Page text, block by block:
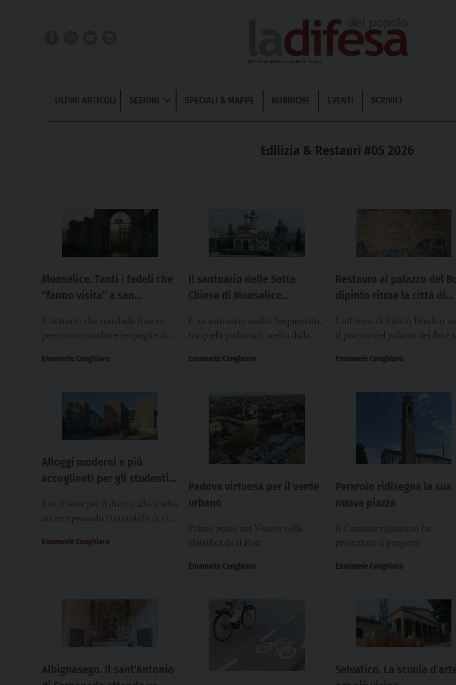
ULTIMI ARTICOLI SEZIONI
Apri
Menu
SPECIALI & MAPPE RUBRICHE EVENTI SCRIVICI
Edilizia & Restauri #05 2026
Monselice. Tanti i fedeli che
“fanno visita” a san
L'oratorio che conclude il sacro
percorso custodisce le spoglie di
Valentino, protettore
sentiti dell'anno: la festa del santo,
il 14 febbraio, e quella di Tutti i
santi, il 1° novembre
Emanuele Cenghiaro
Il santuario delle Sette
Chiese di Monselice
candidato al censimento Fai
È un santuario molto frequentato,
tra quelli padovani, scelto dalla
luogo giubilare. Ma… è anche...
Emanuele Cenghiaro
Restauro al palazzo del
dipinto ritrae la città di
L’affresco di Fulvio Pendini
il portico del palazzo del Bo è
simboli delle discipline di
semplificata che individua i
monumenti principali
partire dallo storico palazzo
degli studi universitari
Emanuele Cenghiaro
Alloggi moderni e più
accoglienti per gli studenti
Esu. L’ente per il diritto allo studio
sta recuperando l’immobile di via
anche alla Colombo
Emanuele Cenghiaro
Padova virtuosa per il verde
urbano
Primo posto nel Veneto nella
classifica de Il Post
Emanuele Cenghiaro
Perarolo ridisegna la sua
nuova piazza
Il Comune vigontino ha
presentato il progetto
Emanuele Cenghiaro
Albignasego. Il sant’Antonio
Selvatico. La scuola